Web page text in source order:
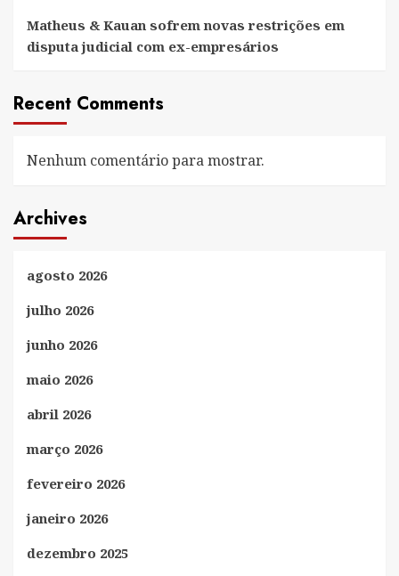
Matheus & Kauan sofrem novas restrições em
disputa judicial com ex-empresários
Recent Comments
Nenhum comentário para mostrar.
Archives
agosto 2026
julho 2026
junho 2026
maio 2026
abril 2026
março 2026
fevereiro 2026
janeiro 2026
dezembro 2025